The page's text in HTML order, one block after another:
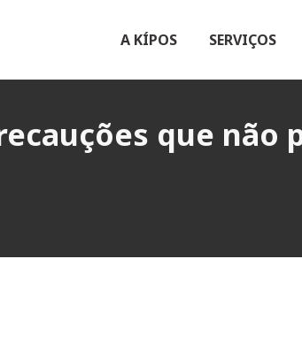
A KÍPOS SERVIÇOS
que não